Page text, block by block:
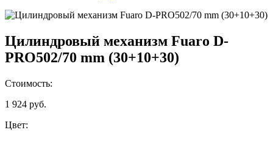
Цилиндровый механизм Fuaro D-
PRO502/70 mm (30+10+30)
Стоимость:
1 924 руб.
Цвет: